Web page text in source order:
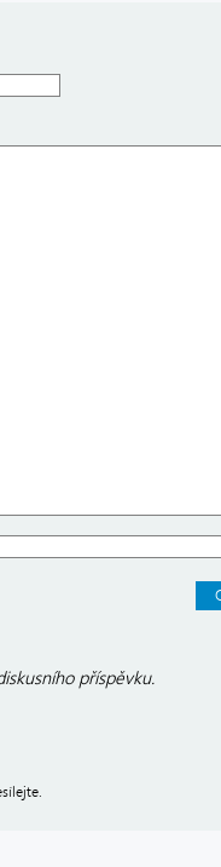
příspěvku.